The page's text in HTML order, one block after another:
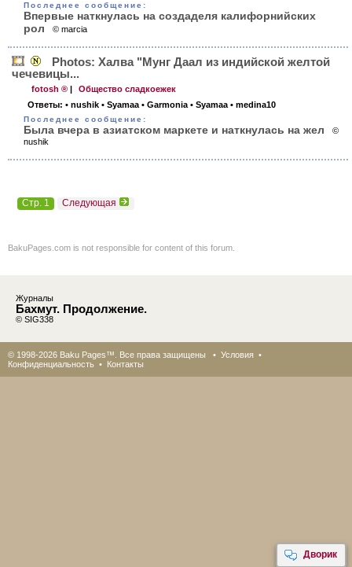
Последнее сообщение:
Впервые наткнулась на создаделя калифорнийских
рол
© marcia
Photos: Халва "Мунг Даал из индийской желтой
чечевицы...
fotosh ® |
Общество сладкоежек
Ответы: • nushik • Syamaa • Garmonia • Syamaa • medina10
Последнее сообщение:
Была вчера в азиатском маркете и наткнулась на жел
©
nushik
Стр. 1 Следующая
BakuPages.com is not responsible for content of this forum.
Дворик
Журналы
Бахмут. Продолжение.
© SIG338
© 1998-2026 Baku Pages™. Все права защищены • Условия •
Конфиденциальность • Контакты